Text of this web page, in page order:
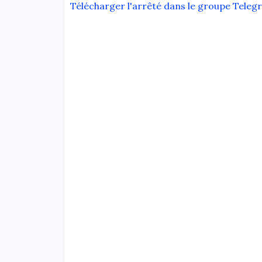
Télécharger l'arrêté dans le groupe